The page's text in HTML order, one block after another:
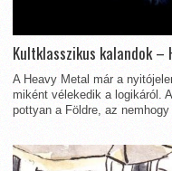
Kultklasszikus kalandok –
A Heavy Metal már a
miként vélekedik a logikáról.
pottyan a Földre, az nemhogy